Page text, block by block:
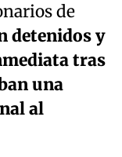
de
detenidos y
tras
una
al